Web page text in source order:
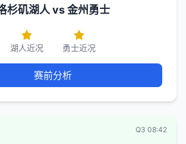
杉矶湖人 vs 金州勇士
湖人近况 勇士近况
赛前分析
Q3 08:42